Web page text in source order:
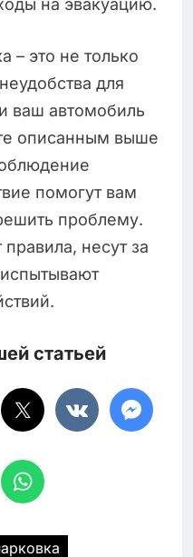
на эвакуацию.
– это не только
для
ваш автомобиль
описанным выше
помогут вам
проблему.
несут за
испытывают
статьей